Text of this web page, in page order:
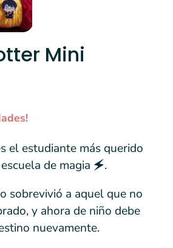
Mini
el estudiante más querido
de magia 🗲.
sobrevivió a aquel que no
y ahora de niño debe
nuevamente.